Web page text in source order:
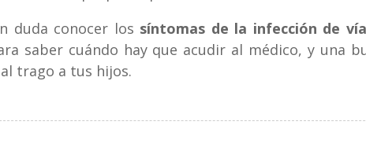
duda conocer los síntomas de la infección de
saber cuándo hay que acudir al médico, y una
trago a tus hijos.